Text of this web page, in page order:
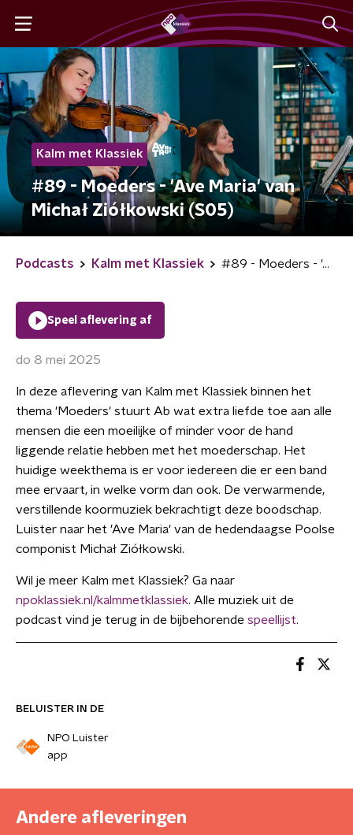
Kalm met Klassiek
#89 - Moeders - 'Ave Maria' van
Michał Ziółkowski (S05)
Podcasts Kalm met Klassiek #89 - Moeders - 'Ave Maria' van Michał Ziółkowski (S05)
BELUISTER IN DE
NPO Luister
app
Speel aflevering af
do 8 mei 2025
In deze aflevering van Kalm met Klassiek binnen het
thema 'Moeders' stuurt Ab wat extra liefde toe aan alle
mensen die een moeilijke of minder voor de hand
liggende relatie hebben met het moederschap. Het
huidige weekthema is er voor iedereen die er een band
mee ervaart, in welke vorm dan ook. De verwarmende,
verstillende koormuziek bekrachtigt deze boodschap.
Luister naar het 'Ave Maria' van de hedendaagse Poolse
componist Michał Ziółkowski.
Wil je meer Kalm met Klassiek? Ga naar
npoklassiek.nl/kalmmetklassiek. Alle muziek uit de
podcast vind je terug in de bijbehorende speellijst.
Andere afleveringen